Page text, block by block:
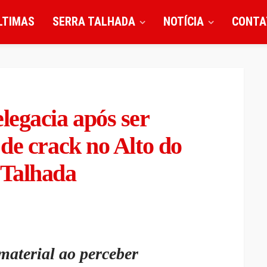
SERRA TALHADA NOTÍCIA
após ser
crack no Alto do
ao perceber